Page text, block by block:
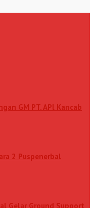
GM PT. APl Kancab
2 Puspenerbal
Gelar Ground Support